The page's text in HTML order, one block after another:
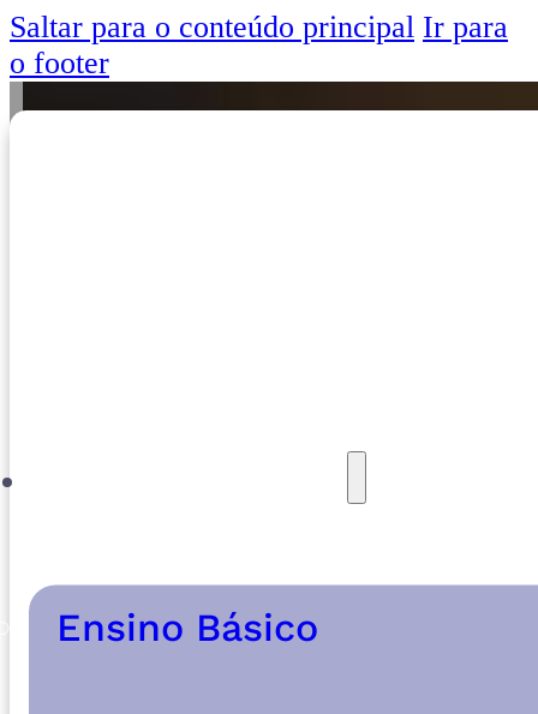
Saltar para o conteúdo principal Ir para
o footer
Ensino Básico